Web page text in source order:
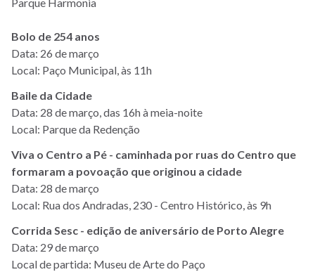
Bolo de 254 anos
Data: 26 de março
Local: Paço Municipal, às 11h
Baile da Cidade
Data: 28 de março, das 16h à meia-noite
Local: Parque da Redenção
Viva o Centro a Pé - caminhada por ruas do Centro que
formaram a povoação que originou a cidade
Data: 28 de março
Local: Rua dos Andradas, 230 - Centro Histórico, às 9h
Corrida Sesc - edição de aniversário de Porto Alegre
Data: 29 de março
Local de partida: Museu de Arte do Paço